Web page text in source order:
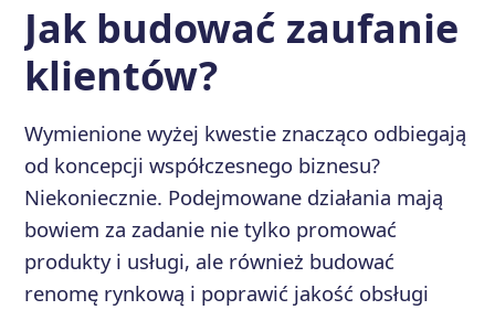
Jak budować zaufanie
klientów?
Wymienione wyżej kwestie znacząco odbiegają
od koncepcji współczesnego biznesu?
Niekoniecznie. Podejmowane działania mają
bowiem za zadanie nie tylko promować
produkty i usługi, ale również budować
renomę rynkową i poprawić jakość obsługi